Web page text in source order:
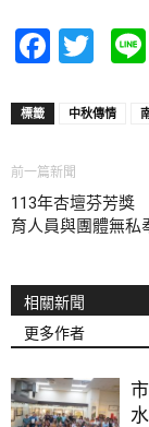
標籤 中秋傳情
前一篇新聞
113年杏壇芬芳獎
育人員與團體無私
相關新聞
更多作者